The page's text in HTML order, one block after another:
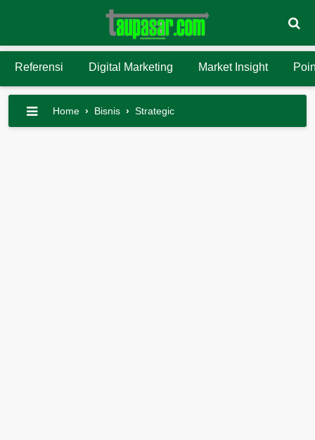
Referensi Digital Marketing Market Insight
Home › Bisnis › Strategic